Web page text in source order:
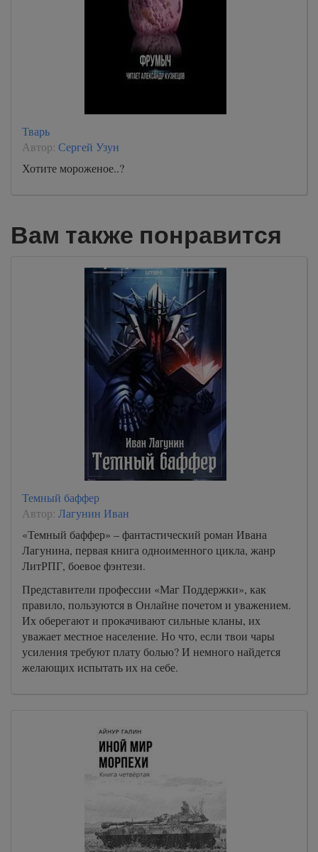
Тварь
Автор: Сергей Узун
Хотите мороженое..?
Вам также понравится
Темный баффер
Автор: Лагунин Иван
«Темный баффер» – фантастический роман Ивана
Лагунина, первая книга одноименного цикла, жанр
ЛитРПГ, боевое фэнтези.
Представители профессии «Маг Поддержки», как
правило, пользуются в Онлайне почетом и уважением.
Их оберегают и прокачивают сильные кланы, их
уважает местное население. Но что, если твои чары
усиления требуют плату болью? И немного найдется
желающих испытать их на себе.